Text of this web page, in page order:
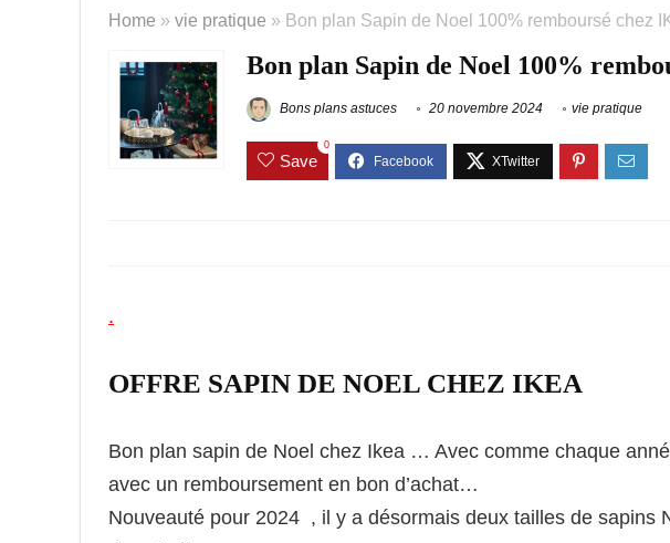
Home » vie pratique » Bon plan Sapin de Noel 100% remboursé chez
Bon plan Sapin de Noel 100%
Bons plans astuces 20 novembre 2024 vie pratique
Save
0
.
OFFRE SAPIN DE NOEL CHEZ IKEA
Bon plan sapin de Noel chez Ikea … Avec comme chaque
avec un remboursement en bon d’achat…
Nouveauté pour 2024 , il y a désormais deux tailles de sapins